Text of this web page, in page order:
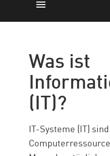
Warum
notwendig ist
Warum ist es so
IT und OT mit CP
Ressourcen
Was ist
(IT)?
IT-Systeme (IT)